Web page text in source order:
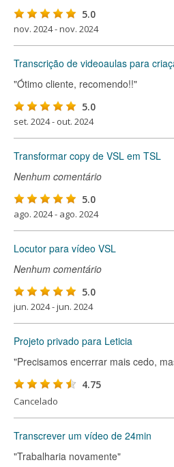
5.0
nov. 2024 - nov. 2024
Transcrição de videoaulas para
"Ótimo cliente, recomendo!!"
5.0
set. 2024 - out. 2024
Transformar copy de VSL em TSL
Nenhum comentário
5.0
ago. 2024 - ago. 2024
Locutor para vídeo VSL
Nenhum comentário
5.0
jun. 2024 - jun. 2024
Projeto privado para Leticia
"Precisamos encerrar mais cedo,
4.75
Cancelado
Transcrever um vídeo de 24min
"Trabalharia novamente"